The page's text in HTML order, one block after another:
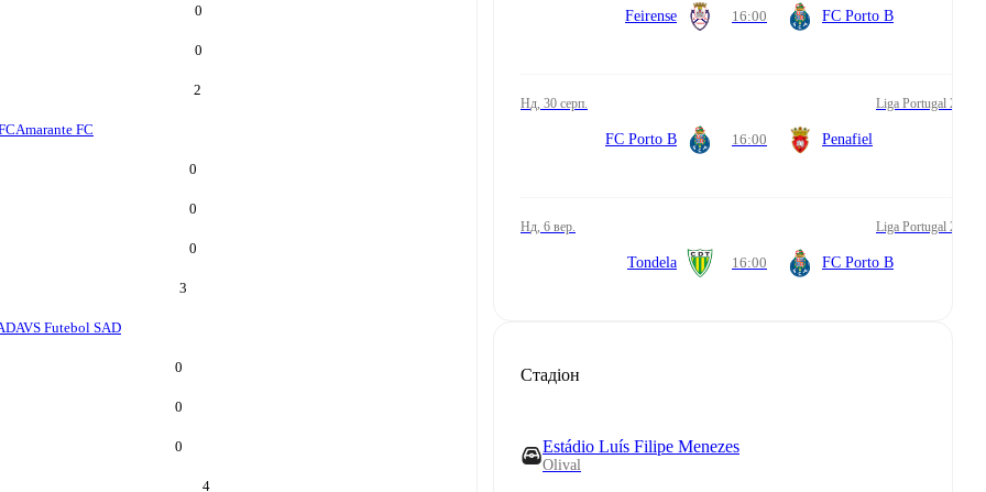
0
0
2
Amarante FC
0
0
0
3
AVS Futebol SAD
0
0
0
4
Feirense 16:00 FC Porto B
нд, 30 серп. Liga Portugal 2
FC Porto B 16:00 Penafiel
нд, 6 вер. Liga Portugal 2
Tondela 16:00 FC Porto B
Стадіон
Estádio Luís Filipe Menezes
Olival